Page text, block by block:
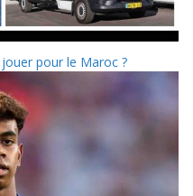
pour le Maroc ?